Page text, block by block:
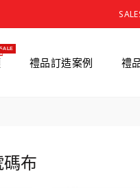
SALE
禮品訂造案例 禮
布